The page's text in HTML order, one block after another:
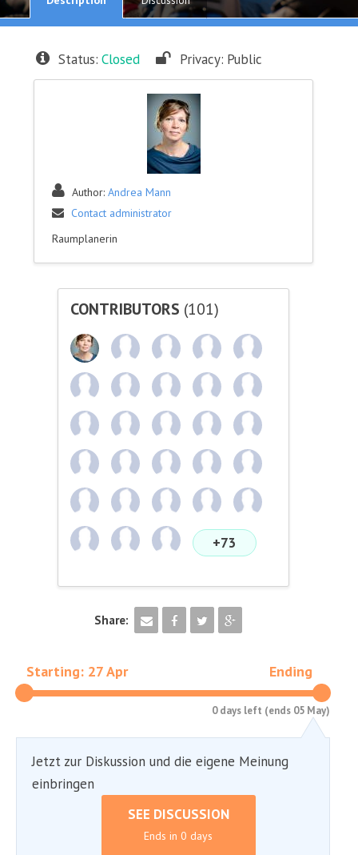
Starting: 27 Apr Ending
0 days left (ends 05 May)
Jetzt zur Diskussion und die eigene Meinung
einbringen
SEE DISCUSSION
Ends in 0 days
Status: Closed Privacy: Public
Author: Andrea Mann
Contact administrator
Raumplanerin
CONTRIBUTORS (101)
+73
Share: